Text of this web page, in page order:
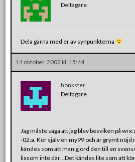
Deltagare
Dela gärna med er av synpunkterna
14 oktober, 2002 kl. 15:44
honkster
Deltagare
Jag måste säga att jag blev besviken på
-02:a. Kör själv en my99 och är grymt
kändes som att man gjord den till en
lixsom inte där…Det kändes lite som att